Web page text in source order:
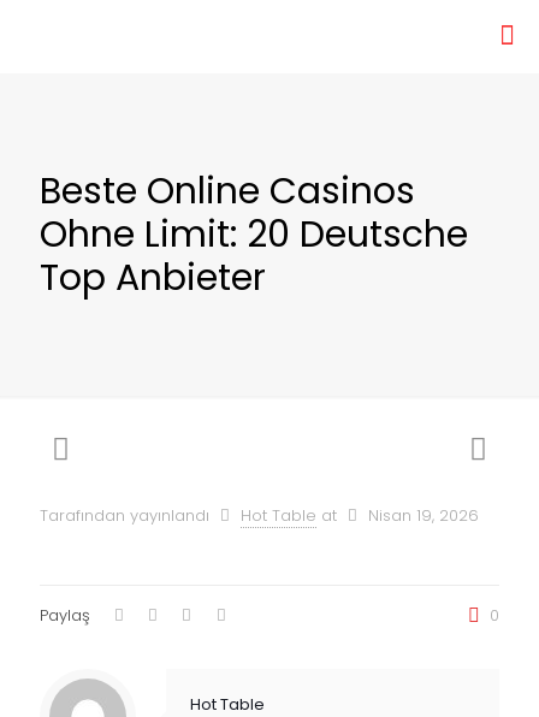
Beste Online Casinos
Ohne Limit: 20 Deutsche
Top Anbieter
Tarafından yayınlandı Hot Table at Nisan 19, 2026
Paylaş 0
Hot Table